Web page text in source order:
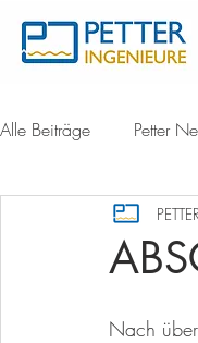
Alle Beiträge Petter
Nach